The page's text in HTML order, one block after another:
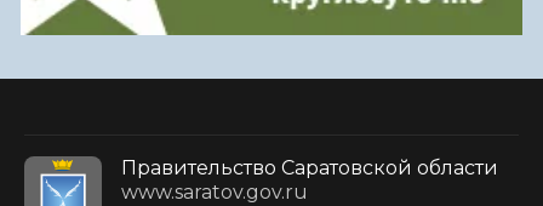
Правительство Саратовской области
www.saratov.gov.ru